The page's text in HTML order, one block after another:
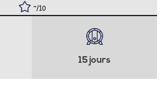
-/10
15 jours